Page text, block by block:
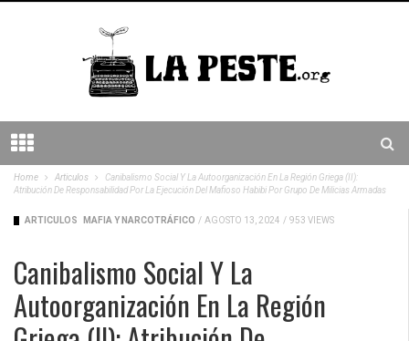
Home Articulos
Canibalismo Social Y La Autoorganización En La Región Griega (II):
Atribución De Responsabilidad Por La Ejecución Del Mafioso Habibi Por Grupo De Milicias Armadas
ARTICULOS MAFIA Y NARCOTRÁFICO / AGOSTO 13, 2024 / 953 VIEWS
Canibalismo Social Y La
Autoorganización En La Región